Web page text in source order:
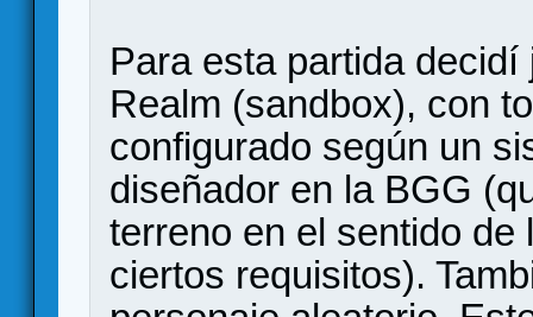
Para esta partida
Realm (sandbox), con
configurado según un
diseñador en la BGG
terreno en el sentido
ciertos requisitos).